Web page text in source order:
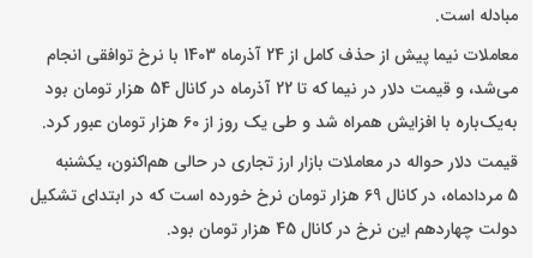
مبادله است.
معاملات نیما پیش از حذف کامل از 24 آذرماه 1403 با نرخ توافقی انجام
می‌شد، و قیمت دلار
در نیما که تا 22 آذرماه در کانال 54 هزار تومان بود
به‌یک‌باره با افزایش همراه شد و طی یک روز از 60 هزار تومان عبور کرد.
قیمت دلارحواله در معاملات بازار ارز تجاری در حالی هم‌اکنون، یکشنبه
5 مردادماه، در کانال 69 هزار تومان نرخ خورده است که در ابتدای تشکیل
دولت چهاردهم این نرخ در کانال 45 هزار تومان بود.